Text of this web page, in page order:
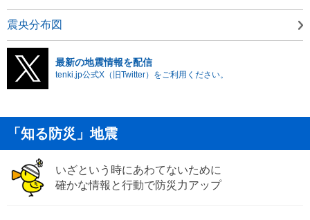
震央分布図
最新の地震情報を配信
tenki.jp公式X（旧Twitter）をご利用ください。
「知る防災」地震
いざという時にあわてないために
確かな情報と行動で防災力アップ